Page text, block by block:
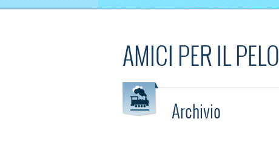
AMICI PER IL PELO
Archivio